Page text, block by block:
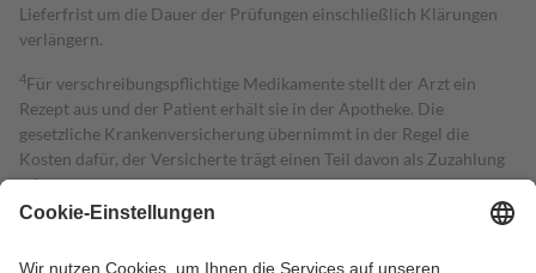
Lieferfrist um die Dauer der Prüfungen einschließlich Klärungen
verlängern.
4Für verschreibungspflichtige Medikamente stellt der Arzt ein
Rezept aus und der Patient erhält sie in der Apotheke. Die
gesetzliche Krankenversicherung übernimmt in der Regel die
Kosten dafür, der Versicherte trägt einen Teil davon als Zuzahlung
mit.
Grundsätzlich leisten Mitglieder Zuzahlungen in Höhe von zehn
höchstens zehn Euro.
Es sind jedoch nie mehr als die tatsächlichen